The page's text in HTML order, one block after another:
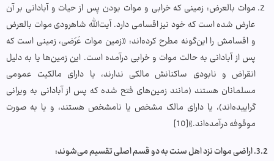
موات بالعرض: زمینی که خرابی و موات بودن پس از حیات و آبادانی بر آن
عارض شده است که خود نیز اقسامی دارد. آیت‌الله شاهرودی موات بالعرض
و اقسامش را این‌گونه مطرح کرده‌اند: «زمین موات عَرَضی، زمینی است که
پس از آبادانی به حالت موات و خرابی درآمده است. این زمین‌ها یا به دلیل
انقراض و نابودی ساکنانش مالکی ندارند، یا دارای مالکیت عمومی
مسلمانان هستند (مانند زمین‌های فتح شده که پس از آبادانی به ویرانی
گراییده‌اند)، یا دارای مالک مشخص یا نامشخص هستند، و یا به صورت
موقوفه درآمده‌اند.»[10]
3.2. اراضی موات نزد اهل سنت به دو قسم اصلی تقسیم می‌شوند: